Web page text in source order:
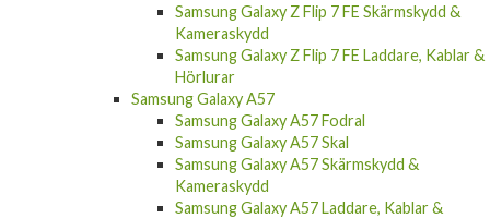
Samsung Galaxy Z Flip 7 FE Skärmskydd &
Kameraskydd
Samsung Galaxy Z Flip 7 FE Laddare, Kablar &
Hörlurar
Samsung Galaxy A57
Samsung Galaxy A57 Fodral
Samsung Galaxy A57 Skal
Samsung Galaxy A57 Skärmskydd &
Kameraskydd
Samsung Galaxy A57 Laddare, Kablar &